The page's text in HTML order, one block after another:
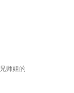
师姐的